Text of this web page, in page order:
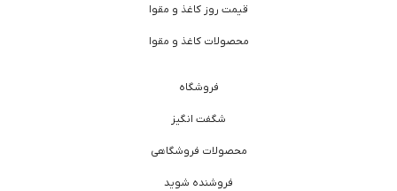
قیمت روز کاغذ و مقوا
محصولات کاغذ و مقوا
فروشگاه
شگفت انگیز
محصولات فروشگاهی
فروشنده شوید